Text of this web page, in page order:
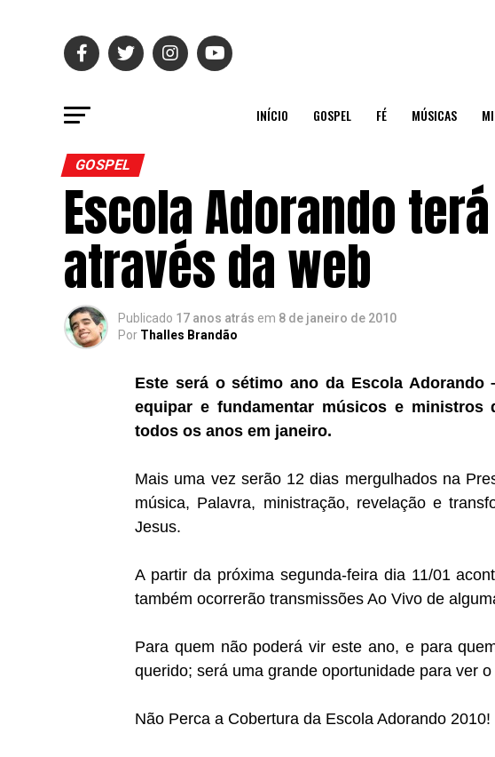
INÍCIO GOSPEL FÉ MÚSICAS
GOSPEL
Escola Adorando
através da web
Publicado 17 anos atrás em 8 de janeiro de 2010
Por Thalles Brandão
Este será o sétimo ano da Escola
equipar e fundamentar músicos e ministros
todos os anos em janeiro.
Mais uma vez serão 12 dias mergulhados na
música, Palavra, ministração, revelação e
Jesus.
A partir da próxima segunda-feira dia 11/01
também ocorrerão transmissões Ao Vivo de
Para quem não poderá vir este ano, e para
querido; será uma grande oportunidade para ver
Não Perca a Cobertura da Escola Adorando